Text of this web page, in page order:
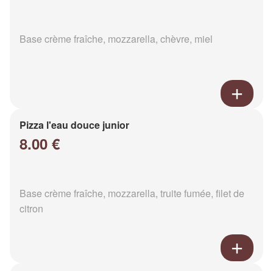
Base crème fraîche, mozzarella, chèvre, miel
Pizza l'eau douce junior
8.00 €
Base crème fraîche, mozzarella, truite fumée, filet de
citron